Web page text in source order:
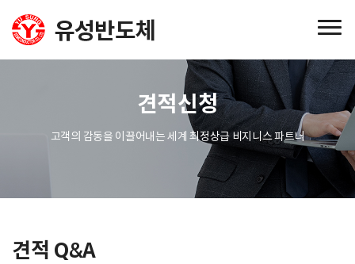
견적신청
고객의 감동을 이끌어내는 세계 최정상급 비지니스 파트너
견적 Q&A